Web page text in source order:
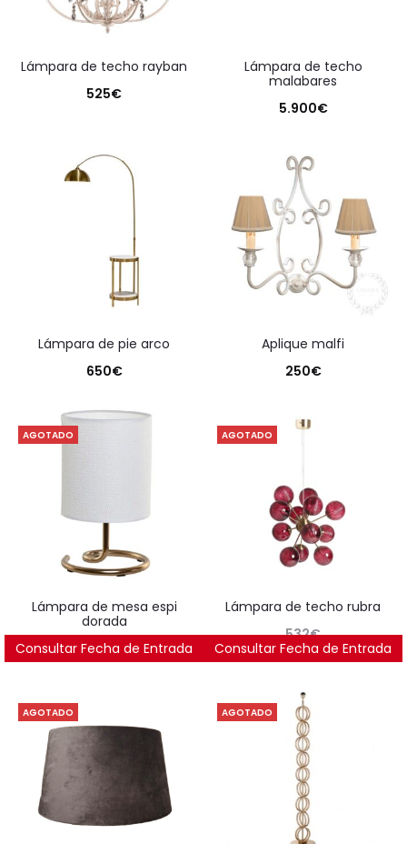
lámpara de techo rayban
525€
lámpara de techo
malabares
5.900€
lámpara de pie arco
650€
aplique malfi
250€
AGOTADO
lámpara de mesa espi
dorada
49€
Consultar Fecha de Entrada
AGOTADO
lámpara de techo rubra
532€
Consultar Fecha de Entrada
AGOTADO AGOTADO